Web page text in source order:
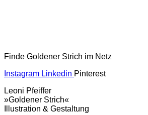
Finde Goldener Strich im Netz
Instagram Linkedin Pinterest
Leoni Pfeiffer
»Goldener Strich«
Illustration & Gestaltung